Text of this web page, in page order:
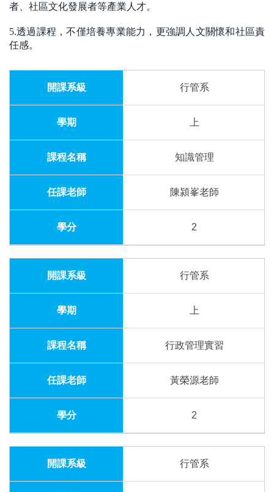
者、社區文化發展者等產業人才。
5.透過課程，不僅培養專業能力，更強調人文關懷和社區責
任感。
行管系
上
知識管理
陳潁峯老師
2
行管系
上
行政管理實習
黃榮源老師
2
行管系